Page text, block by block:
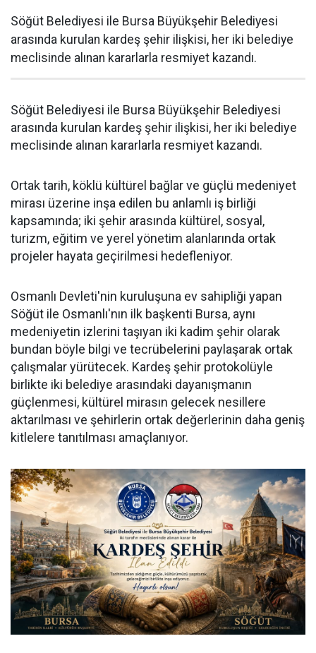
Söğüt Belediyesi ile Bursa Büyükşehir Belediyesi
arasında kurulan kardeş şehir ilişkisi, her iki belediye
meclisinde alınan kararlarla resmiyet kazandı.
Söğüt Belediyesi ile Bursa Büyükşehir Belediyesi
arasında kurulan kardeş şehir ilişkisi, her iki belediye
meclisinde alınan kararlarla resmiyet kazandı.
Ortak tarih, köklü kültürel bağlar ve güçlü medeniyet
mirası üzerine inşa edilen bu anlamlı iş birliği
kapsamında; iki şehir arasında kültürel, sosyal,
turizm, eğitim ve yerel yönetim alanlarında ortak
projeler hayata geçirilmesi hedefleniyor.
Osmanlı Devleti'nin kuruluşuna ev sahipliği yapan
Söğüt ile Osmanlı'nın ilk başkenti Bursa, aynı
medeniyetin izlerini taşıyan iki kadim şehir olarak
bundan böyle bilgi ve tecrübelerini paylaşarak ortak
çalışmalar yürütecek. Kardeş şehir protokolüyle
birlikte iki belediye arasındaki dayanışmanın
güçlenmesi, kültürel mirasın gelecek nesillere
aktarılması ve şehirlerin ortak değerlerinin daha geniş
kitlelere tanıtılması amaçlanıyor.